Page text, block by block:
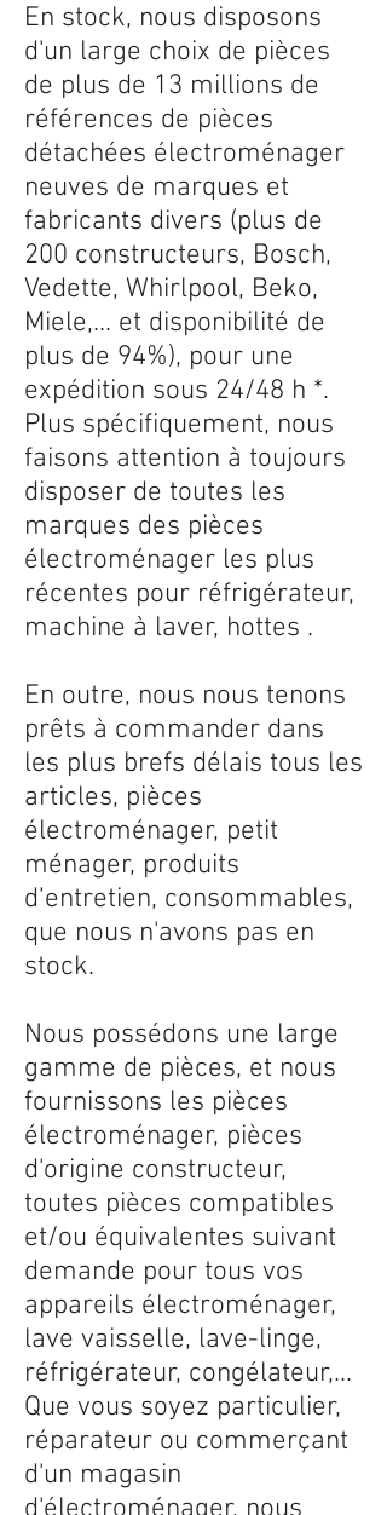
En stock, nous disposons
d'un large choix de pièces
de plus de 13 millions de
références de pièces
détachées électroménager
neuves de marques et
fabricants divers (plus de
200 constructeurs, Bosch,
Vedette, Whirlpool, Beko,
Miele,... et disponibilité de
plus de 94%), pour une
expédition sous 24/48 h *.
Plus spécifiquement, nous
faisons attention à toujours
disposer de toutes les
marques des pièces
électroménager les plus
récentes pour réfrigérateur,
machine à laver, hottes .
En outre, nous nous tenons
prêts à commander dans
les plus brefs délais tous les
articles, pièces
électroménager, petit
ménager, produits
d’entretien, consommables,
que nous n'avons pas en
stock.
Nous possédons une large
gamme de pièces, et nous
fournissons les pièces
électroménager, pièces
d'origine constructeur,
toutes pièces compatibles
et/ou équivalentes suivant
demande pour tous vos
appareils électroménager,
lave vaisselle, lave-linge,
réfrigérateur, congélateur,...
Que vous soyez particulier,
réparateur ou commerçant
d'un magasin